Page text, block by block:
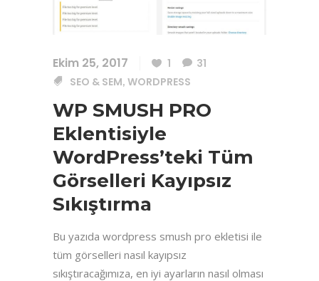
Ekim 25, 2017 1
31
SEO & SEM, WORDPRESS
WP SMUSH PRO
Eklentisiyle
WordPress’teki Tüm
Görselleri Kayıpsız
Sıkıştırma
Bu yazıda wordpress smush pro ekletisi ile
tüm görselleri nasıl kayıpsız
sıkıştıracağımıza, en iyi ayarların nasıl olması